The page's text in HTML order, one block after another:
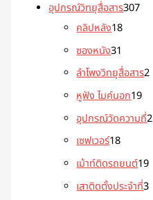
อุปกรณ์วิทยุสื่อสาร307
คลิปหลัง18
ซองหนัง31
ลำโพงวิทยุสื่อสาร2
หูฟัง ไมค์นอก19
อุปกรณ์วัดความถี่2
เซฟเวอร์18
เม้าท์ติดรถยนต์19
เสาติดตั้งประจำที่3